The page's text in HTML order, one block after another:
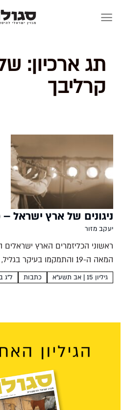
תג ארכיון:
קרליבך
ניגונים של ארץ ישראל –
יעקב מזור
ראשוני הכליזמרים הארץ ישראלים
המאה ה-19 והתמקמו בעיקר
במירון ובטבריה. לרפרטואר
גיליון 15 | אב תשע"א כתבות ל"ג